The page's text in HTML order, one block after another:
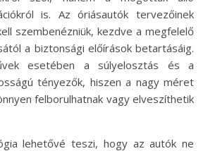
is. Az óriásautók tervezőinek
szembenézniük, kezdve a megfelelő
a biztonsági előírások betartásáig.
esetében a súlyelosztás és a
tényezők, hiszen a nagy méret
felborulhatnak vagy elveszíthetik
lehetővé teszi, hogy az autók ne